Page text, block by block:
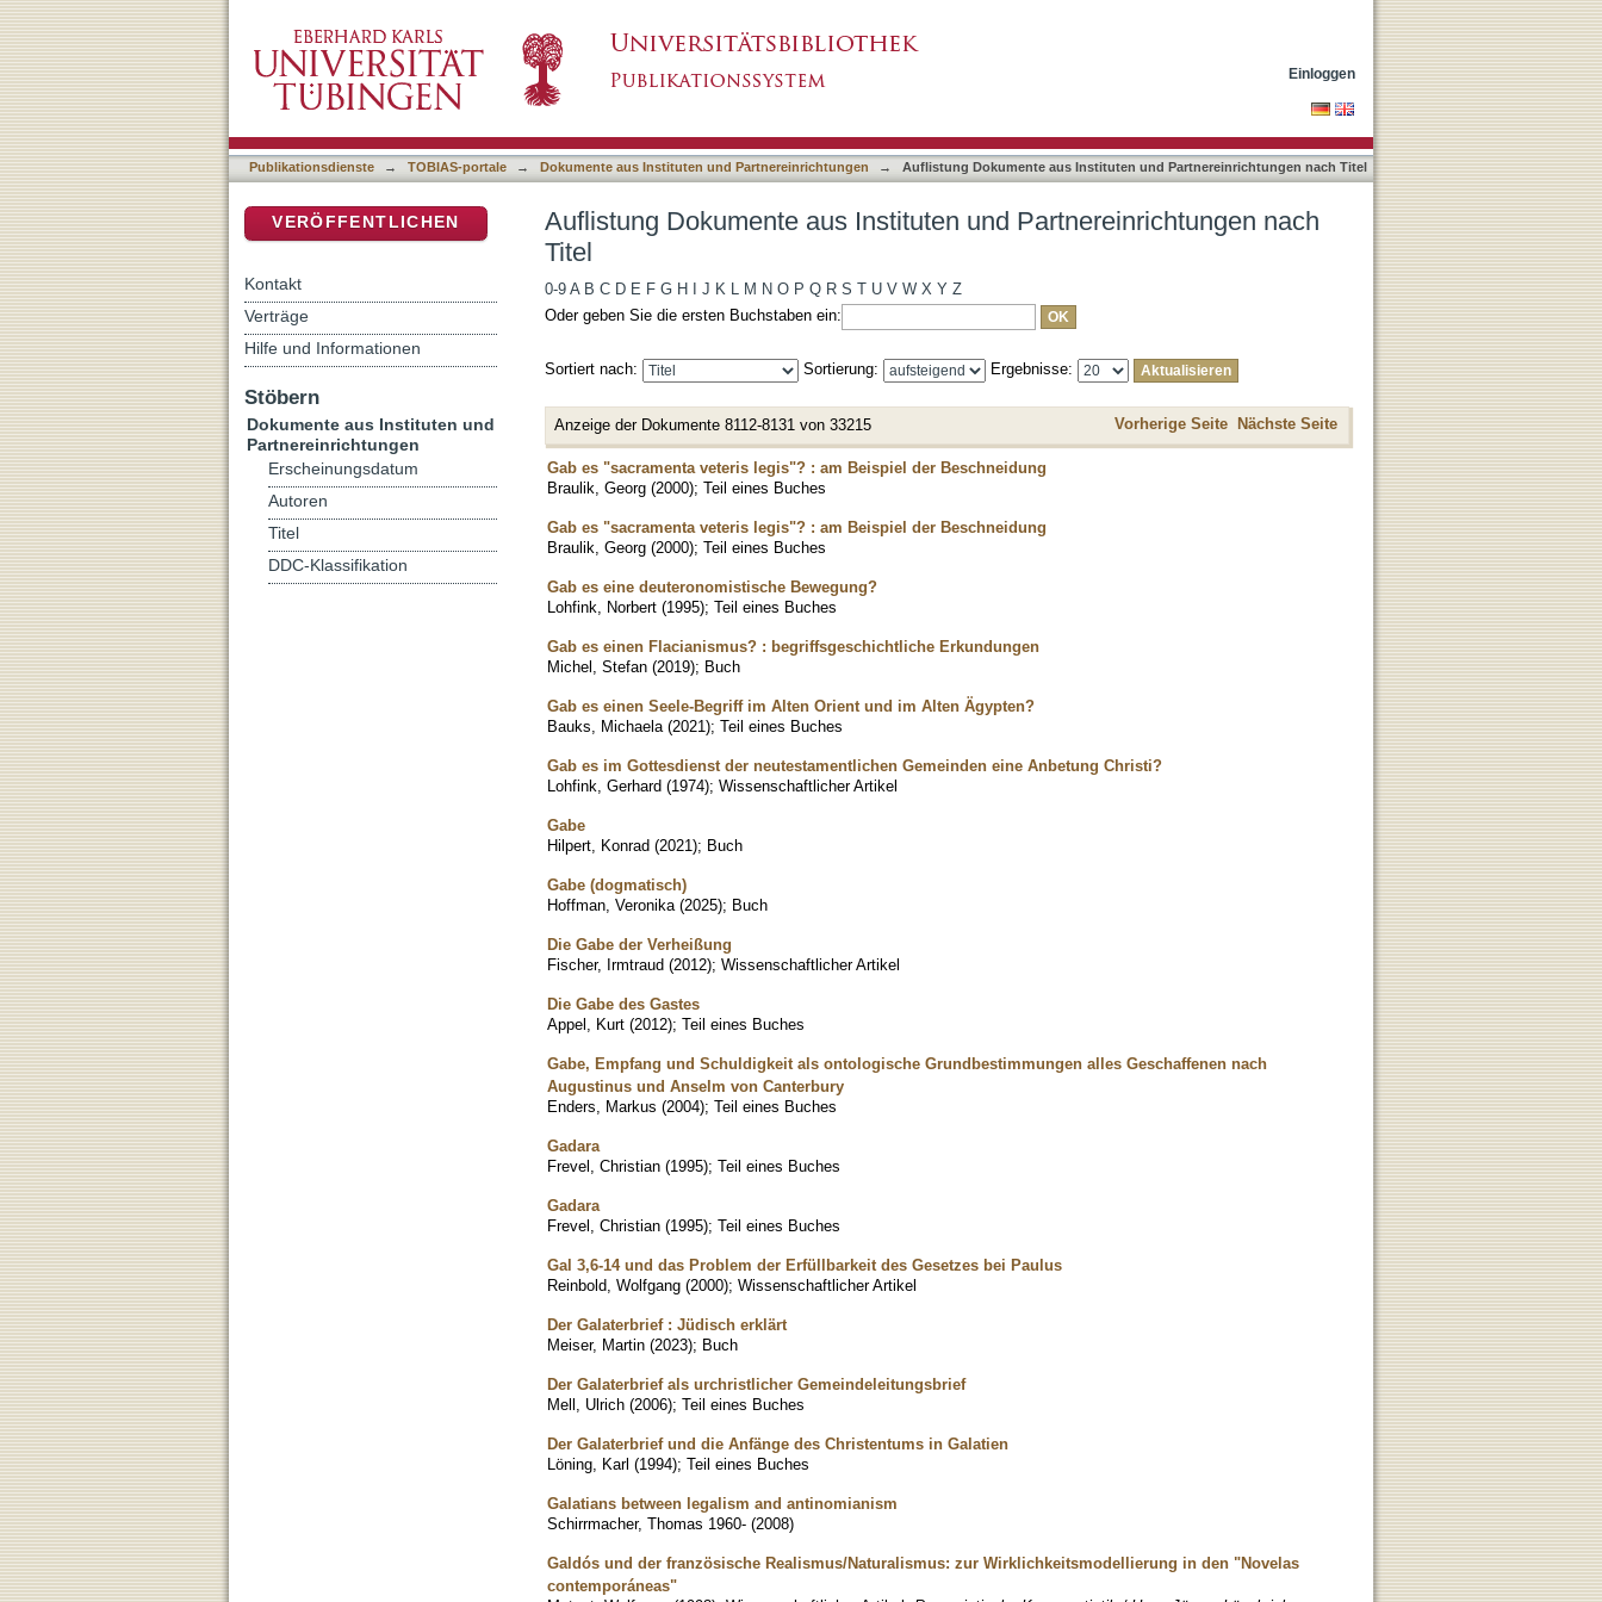
Einloggen
Publikationsdienste → TOBIAS-portale → Dokumente aus Instituten und Partnereinrichtungen → Auflistung Dokumente aus Instituten und Partnereinrichtungen nach Titel
Auflistung Dokumente aus Instituten und Partnereinrichtungen nach
Titel
0-9 A B C D E F G H J K L M N O P Q R S T U V W X Y Z
Oder geben Sie die ersten Buchstaben ein:
Sortiert nach: Sortierung: Ergebnisse:
Anzeige der Dokumente 8112-8131 von 33215 Vorherige Seite Nächste Seite
Gab es "sacramenta veteris legis"? : am Beispiel der Beschneidung
Braulik, Georg (2000); Teil eines Buches
Gab es "sacramenta veteris legis"? : am Beispiel der Beschneidung
Braulik, Georg (2000); Teil eines Buches
Gab es eine deuteronomistische Bewegung?
Lohfink, Norbert (1995); Teil eines Buches
Gab es einen Flacianismus? : begriffsgeschichtliche Erkundungen
Michel, Stefan (2019); Buch
Gab es einen Seele-Begriff im Alten Orient und im Alten Ägypten?
Bauks, Michaela (2021); Teil eines Buches
Gab es im Gottesdienst der neutestamentlichen Gemeinden eine Anbetung Christi?
Lohfink, Gerhard (1974); Wissenschaftlicher Artikel
Gabe
Hilpert, Konrad (2021); Buch
Gabe (dogmatisch)
Hoffman, Veronika (2025); Buch
Die Gabe der Verheißung
Fischer, Irmtraud (2012); Wissenschaftlicher Artikel
Die Gabe des Gastes
Appel, Kurt (2012); Teil eines Buches
Gabe, Empfang und Schuldigkeit als ontologische Grundbestimmungen alles Geschaffenen nach
Augustinus und Anselm von Canterbury
Enders, Markus (2004); Teil eines Buches
Gadara
Frevel, Christian (1995); Teil eines Buches
Gadara
Frevel, Christian (1995); Teil eines Buches
Gal 3,6-14 und das Problem der Erfüllbarkeit des Gesetzes bei Paulus
Reinbold, Wolfgang (2000); Wissenschaftlicher Artikel
Der Galaterbrief : Jüdisch erklärt
Meiser, Martin (2023); Buch
Der Galaterbrief als urchristlicher Gemeindeleitungsbrief
Mell, Ulrich (2006); Teil eines Buches
Der Galaterbrief und die Anfänge des Christentums in Galatien
Löning, Karl (1994); Teil eines Buches
Galatians between legalism and antinomianism
Schirrmacher, Thomas 1960- (2008)
Galdós und der französische Realismus/Naturalismus: zur Wirklichkeitsmodellierung in den "Novelas
contemporáneas"
VERÖFFENTLICHEN
Kontakt
Verträge
Hilfe und Informationen
Stöbern
Dokumente aus Instituten und
Partnereinrichtungen
Erscheinungsdatum
Autoren
Titel
DDC-Klassifikation